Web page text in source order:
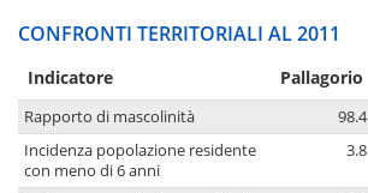
CONFRONTI TERRITORIALI AL 2011
Indicatore Pallagorio
Rapporto di mascolinità 98.4
Incidenza popolazione residente
con meno di 6 anni
3.8